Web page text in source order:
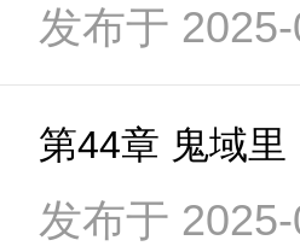
发布于
第44章 鬼域里
发布于